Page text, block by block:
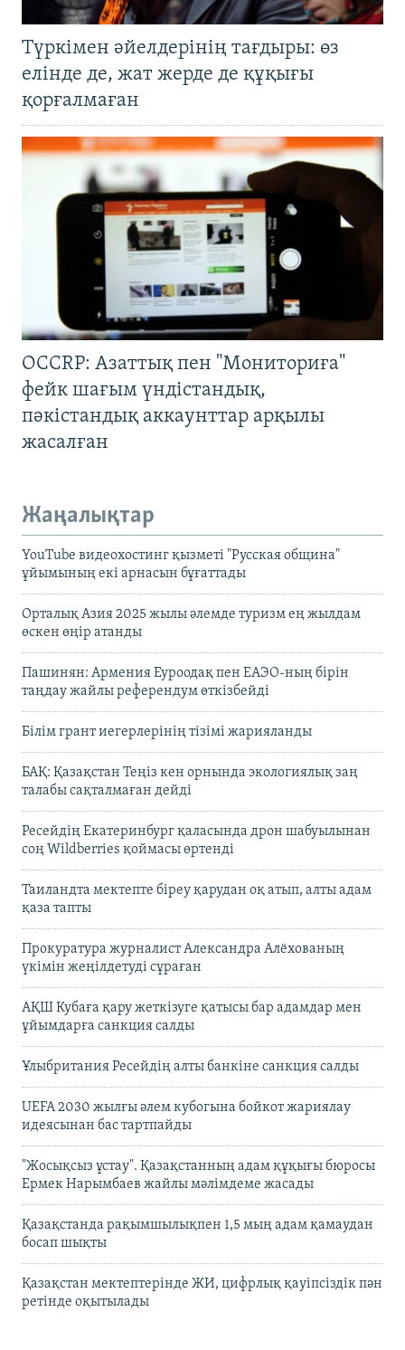
Түркімен әйелдерінің тағдыры: өз
елінде де, жат жерде де құқығы
қорғалмаған
OCCRP: Азаттық пен "Мониториға"
фейк шағым үндістандық,
пәкістандық аккаунттар арқылы
жасалған
Жаңалықтар
YouTube видеохостинг қызметі "Русская община"
ұйымының екі арнасын бұғаттады
Орталық Азия 2025 жылы әлемде туризм ең жылдам
өскен өңір атанды
Пашинян: Армения Еуроодақ пен ЕАЭО-ның бірін
таңдау жайлы референдум өткізбейді
Білім грант иегерлерінің тізімі жарияланды
БАҚ: Қазақстан Теңіз кен орнында экологиялық заң
талабы сақталмаған дейді
Ресейдің Екатеринбург қаласында дрон шабуылынан
соң Wildberries қоймасы өртенді
Таиландта мектепте біреу қарудан оқ атып, алты адам
қаза тапты
Прокуратура журналист Александра Алёхованың
үкімін жеңілдетуді сұраған
АҚШ Кубаға қару жеткізуге қатысы бар адамдар мен
ұйымдарға санкция салды
Ұлыбритания Ресейдің алты банкіне санкция салды
UEFA 2030 жылғы әлем кубогына бойкот жариялау
идеясынан бас тартпайды
"Жосықсыз ұстау". Қазақстанның адам құқығы бюросы
Ермек Нарымбаев жайлы мәлімдеме жасады
Қазақстанда рақымшылықпен 1,5 мың адам қамаудан
босап шықты
Қазақстан мектептерінде ЖИ, цифрлық қауіпсіздік пән
ретінде оқытылады